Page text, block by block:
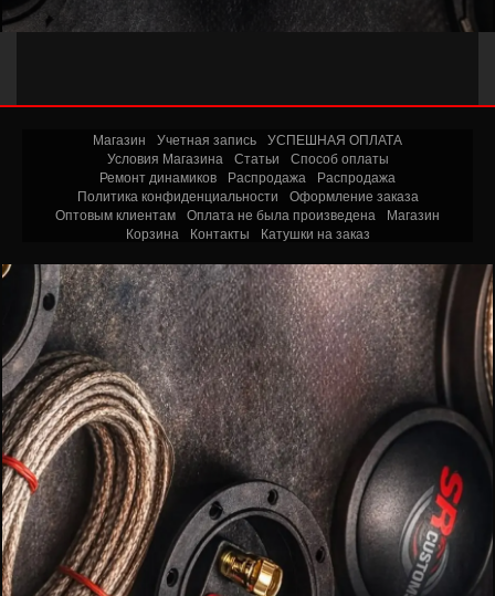
Магазин Учетная запись УСПЕШНАЯ ОПЛАТА
Условия Магазина
Статьи
Способ оплаты
Ремонт динамиков
Распродажа
Распродажа
Политика конфиденциальности
Оформление заказа
Оптовым клиентам Оплата не была произведена
Магазин
Корзина
Контакты Катушки на заказ